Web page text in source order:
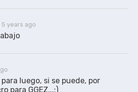
5 years ago
luego, si se puede, por